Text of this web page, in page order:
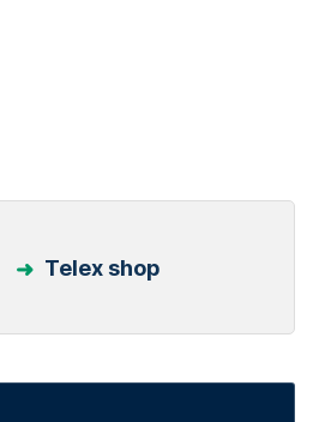
Telex shop